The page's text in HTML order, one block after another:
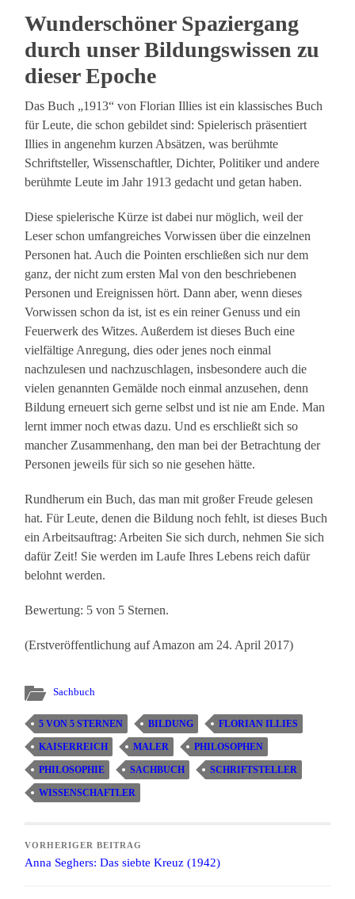
Wunderschöner Spaziergang
durch unser Bildungswissen zu
dieser Epoche
Das Buch „1913“ von Florian Illies ist ein klassisches Buch
für Leute, die schon gebildet sind: Spielerisch präsentiert
Illies in angenehm kurzen Absätzen, was berühmte
Schriftsteller, Wissenschaftler, Dichter, Politiker und andere
berühmte Leute im Jahr 1913 gedacht und getan haben.
Diese spielerische Kürze ist dabei nur möglich, weil der
Leser schon umfangreiches Vorwissen über die einzelnen
Personen hat. Auch die Pointen erschließen sich nur dem
ganz, der nicht zum ersten Mal von den beschriebenen
Personen und Ereignissen hört. Dann aber, wenn dieses
Vorwissen schon da ist, ist es ein reiner Genuss und ein
Feuerwerk des Witzes. Außerdem ist dieses Buch eine
vielfältige Anregung, dies oder jenes noch einmal
nachzulesen und nachzuschlagen, insbesondere auch die
vielen genannten Gemälde noch einmal anzusehen, denn
Bildung erneuert sich gerne selbst und ist nie am Ende. Man
lernt immer noch etwas dazu. Und es erschließt sich so
mancher Zusammenhang, den man bei der Betrachtung der
Personen jeweils für sich so nie gesehen hätte.
Rundherum ein Buch, das man mit großer Freude gelesen
hat. Für Leute, denen die Bildung noch fehlt, ist dieses Buch
ein Arbeitsauftrag: Arbeiten Sie sich durch, nehmen Sie sich
dafür Zeit! Sie werden im Laufe Ihres Lebens reich dafür
belohnt werden.
Bewertung: 5 von 5 Sternen.
(Erstveröffentlichung auf Amazon am 24. April 2017)
Sachbuch
5 VON 5 STERNEN BILDUNG FLORIAN ILLIES
KAISERREICH MALER PHILOSOPHEN
PHILOSOPHIE SACHBUCH SCHRIFTSTELLER
WISSENSCHAFTLER
VORHERIGER BEITRAG
Anna Seghers: Das siebte Kreuz (1942)